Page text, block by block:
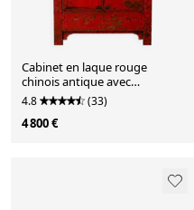
Cabinet en laque rouge
chinois antique avec
décorations peintes à la main
4.8 (33)
4 800 €